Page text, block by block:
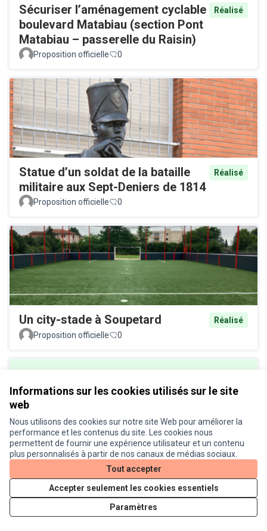
Informations sur les cookies utilisés sur le site
web
Nous utilisons des cookies sur notre site Web pour améliorer la
performance et les contenus du site. Les cookies nous
permettent de fournir une expérience utilisateur et un contenu
plus personnalisés à partir de nos canaux de médias sociaux.
Tout accepter
Accepter seulement les cookies essentiels
Paramètres
Sécuriser l’aménagement cyclable
boulevard Matabiau (section Pont
Matabiau – passerelle du Raisin)
Réalisé
Proposition officielle 0
Statue d’un soldat de la bataille
militaire aux Sept-Deniers de 1814
Réalisé
Proposition officielle 0
Un city-stade à Soupetard
Réalisé
Proposition officielle
0
Un éclairage plus écologique au
Réalisé
Proposition officielle